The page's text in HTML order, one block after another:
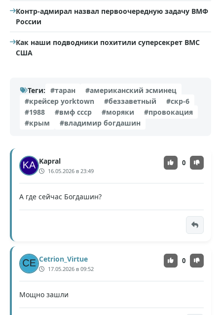
Контр-адмирал назвал первоочередную задачу ВМФ
России
Как наши подводники похитили суперсекрет ВМС
США
Теги: #таран
#американский эсминец
#крейсер yorktown
#беззаветный
#скр-6
#1988
#вмф ссср #моряки
#провокация
#крым
#владимир богдашин
Kapral
16.05.2026 в 23:49
0
А где сейчас Богдашин?
Cetrion_Virtue
17.05.2026 в 09:52
0
Мощно зашли